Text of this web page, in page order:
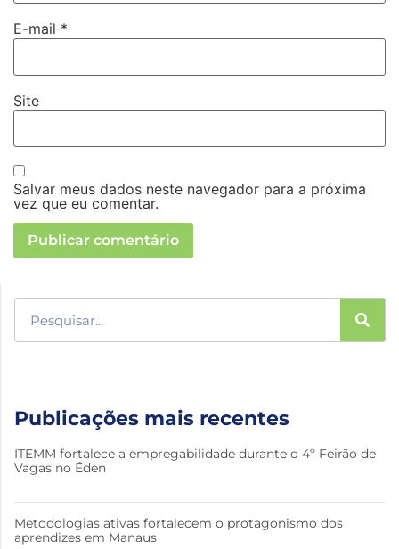
E-mail *
Site
Salvar meus dados neste navegador para a próxima
vez que eu comentar.
Publicações mais recentes
ITEMM fortalece a empregabilidade durante o 4º Feirão de
Vagas no Éden
Metodologias ativas fortalecem o protagonismo dos
aprendizes em Manaus